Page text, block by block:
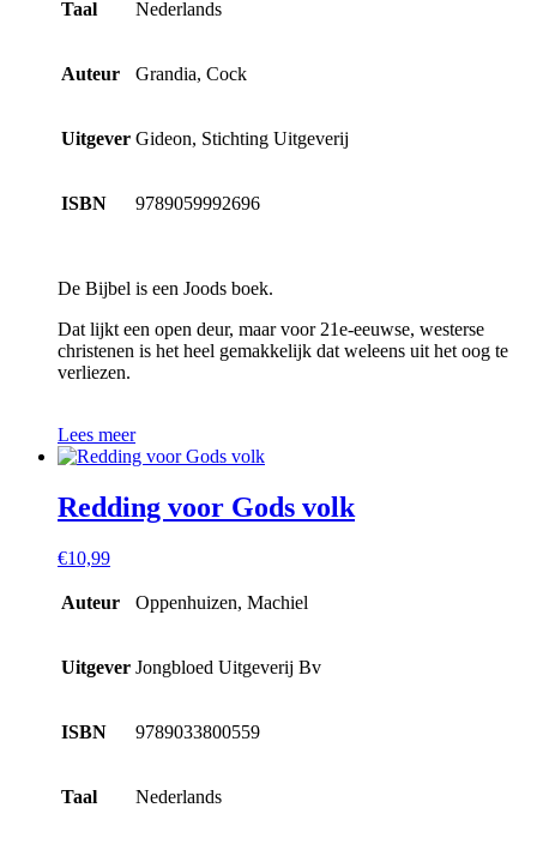
Taal Nederlands
Auteur Grandia, Cock
Uitgever Gideon, Stichting Uitgeverij
ISBN 9789059992696
De Bijbel is een Joods boek.
Dat lijkt een open deur, maar voor 21e-eeuwse, westerse
christenen is het heel gemakkelijk dat weleens uit het oog te
verliezen.
Lees meer
Redding voor Gods volk
€10,99
Auteur Oppenhuizen, Machiel
Uitgever Jongbloed Uitgeverij Bv
ISBN 9789033800559
Taal Nederlands